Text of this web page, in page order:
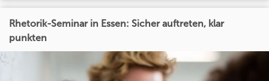
Rhetorik-Seminar in Essen: Sicher auftreten, klar
punkten